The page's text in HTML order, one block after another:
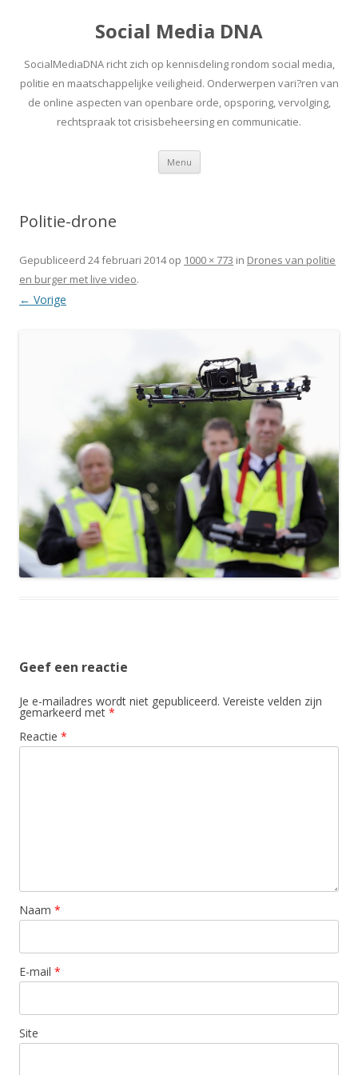
Social Media DNA
SocialMediaDNA richt zich op kennisdeling rondom social media,
politie en maatschappelijke veiligheid. Onderwerpen vari?ren van
de online aspecten van openbare orde, opsporing, vervolging,
rechtspraak tot crisisbeheersing en communicatie.
Menu Spring
inhoud
Politie-drone
Gepubliceerd 24 februari 2014op 1000 × 773 in Drones van politie
en burger met live video.
← Vorige
Geef een reactie
Je e-mailadres wordt niet gepubliceerd. Vereiste velden zijn
gemarkeerd met *
Reactie *
Naam *
E-mail *
Site